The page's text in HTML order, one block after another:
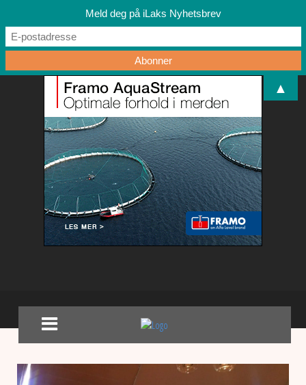
Meld deg på iLaks Nyhetsbrev
▲